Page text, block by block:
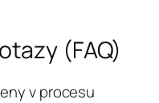
(FAQ)
v procesu